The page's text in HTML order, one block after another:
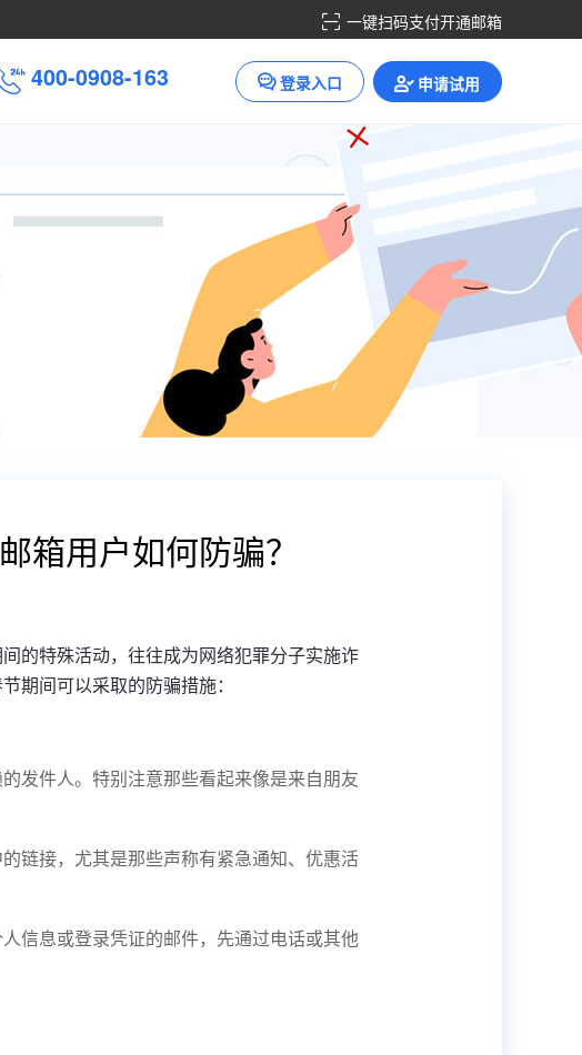
一键扫码支付开通邮箱
400-0908-163 登录入口 申请试用
箱用户如何防骗？
的特殊活动，往往成为网络犯罪分子实施诈
期间可以采取的防骗措施：
发件人。特别注意那些看起来像是来自朋友
链接，尤其是那些声称有紧急通知、优惠活
信息或登录凭证的邮件，先通过电话或其他